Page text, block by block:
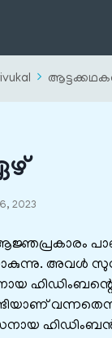
2023
അവള്‍
ഹിഡിംബന്‍